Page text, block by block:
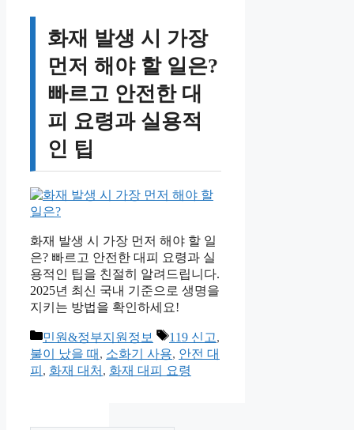
화재 발생 시 가장
먼저 해야 할 일은?
빠르고 안전한 대
피 요령과 실용적
인 팁
화재 발생 시 가장 먼저 해야 할 일
은? 빠르고 안전한 대피 요령과 실
용적인 팁을 친절히 알려드립니다.
2025년 최신 국내 기준으로 생명을
지키는 방법을 확인하세요!
카
테
고
민원&정부지원정보
태
그
119 신고,
불이 났을 때 , 소화기 사용, 안전 대
피 , 화재 대처 , 화재 대피 요령